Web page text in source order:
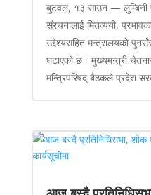
बुटवल, १३ साउन — लुम्बिनी
संरचनालाई मितव्ययी,
उद्देश्यसहित मन्त्रालयको
घटाएको छ। मुख्यमन्त्री
मन्त्रिपरिषद् बैठकले प्रदेश